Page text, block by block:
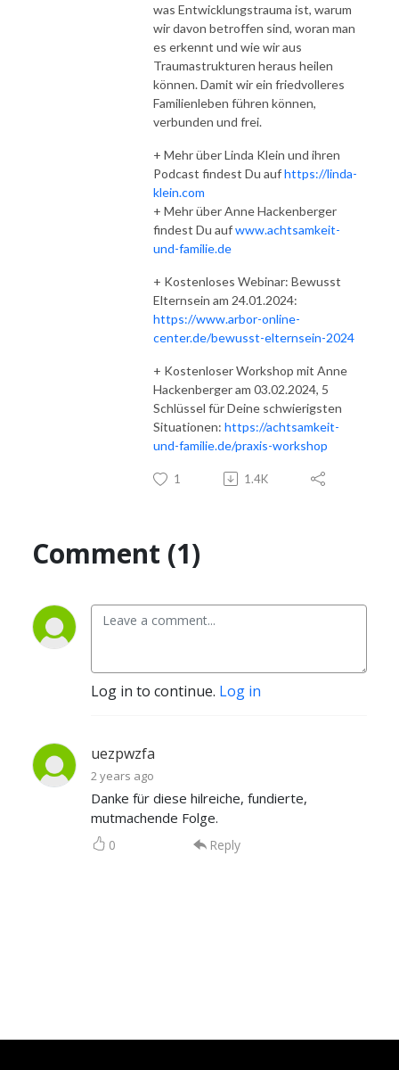
was Entwicklungstrauma ist, warum
wir davon betroffen sind, woran man
es erkennt und wie wir aus
Traumastrukturen heraus heilen
können. Damit wir ein friedvolleres
Familienleben führen können,
verbunden und frei.
+ Mehr über Linda Klein und ihren
Podcast findest Du aufhttps://linda-
klein.com
+ Mehr über Anne Hackenberger
findest Du aufwww.achtsamkeit-
und-familie.de
+ Kostenloses Webinar: Bewusst
Elternsein am 24.01.2024:
https://www.arbor-online-
center.de/bewusst-elternsein-2024
+ Kostenloser Workshop mit Anne
Hackenberger am 03.02.2024, 5
Schlüssel für Deine schwierigsten
Situationen: https://achtsamkeit-
und-familie.de/praxis-workshop
1 1.4K
Comment (1)
Log in to continue. Log in
uezpwzfa
2 years ago
Danke für diese hilreiche, fundierte,
mutmachende Folge.
0 Reply